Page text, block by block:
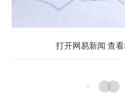
打开网易新闻 查